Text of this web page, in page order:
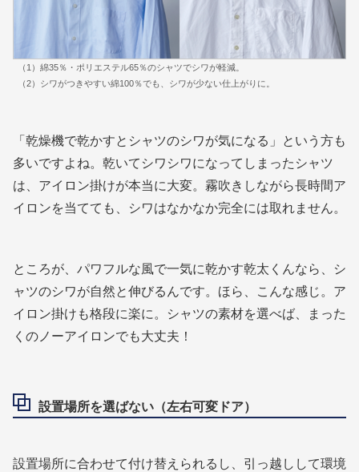
（1）綿35％・ポリエステル65％のシャツでシワが軽減。
（2）シワがつきやすい綿100％でも、シワが少ない仕上がりに。
「乾燥機で乾かすとシャツのシワが気になる」という方も
多いですよね。乾いてシワシワになってしまったシャツ
は、アイロン掛けが本当に大変。霧吹きしながら長時間ア
イロンを当てても、シワはなかなか完全には取れません。
ところが、パワフルな風で一気に乾かす乾太くんなら、シ
ャツのシワが自然と伸びるんです。ほら、こんな感じ。ア
イロン掛けも格段に楽に。シャツの素材を選べば、まった
くのノーアイロンでも大丈夫！
設置場所を選ばない（左右可変ドア）
設置場所に合わせて付け替えられるし、引っ越しして環境